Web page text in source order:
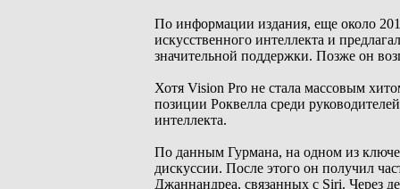
По информации издания, еще около
искусственного интеллекта и
значительной поддержки. Позже он
Хотя Vision Pro не стала массовым
позиции Роквелла среди
интеллекта.
По данным Гурмана, на одном из
дискуссии. После этого он получил
Джаннандреа, связанных с Siri. Через